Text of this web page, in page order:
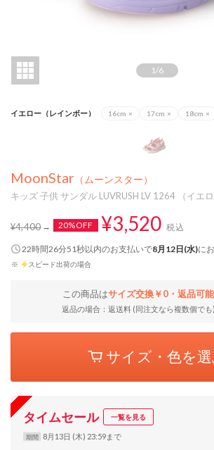
1 /6
イエロー（レインボー） 16cm × 17cm × 18cm ×
MoonStar （ムーンスター）
キッズ 子供 サンダル LUVRUSH LV 1264 （イエロ
¥4,400 20%OFF ¥3,520 税込
22時間26分50秒以内のお支払いで8月12日(水)に
※ スピード出荷の場合
この商品はサイズ交換￥0・返品可能
返品の場合：返送料 (同注文なら複数個で
サイズ・色を選
タイムセール 一覧を見る
期間 8月13日 (木) 23:59まで